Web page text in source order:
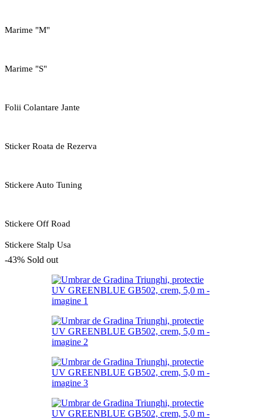
Marime "M"
Marime "S"
Folii Colantare Jante
Sticker Roata de Rezerva
Stickere Auto Tuning
Stickere Off Road
Stickere Stalp Usa
-43% Sold out